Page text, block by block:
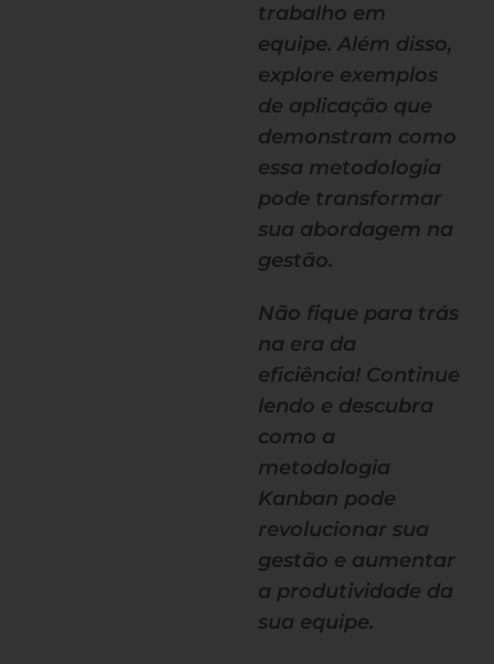
trabalho em
equipe. Além disso,
explore exemplos
de aplicação que
demonstram como
essa metodologia
pode transformar
sua abordagem na
gestão.
Não fique para trás
na era da
eficiência! Continue
lendo e descubra
como a
metodologia
Kanban pode
revolucionar sua
gestão e aumentar
a produtividade da
sua equipe.